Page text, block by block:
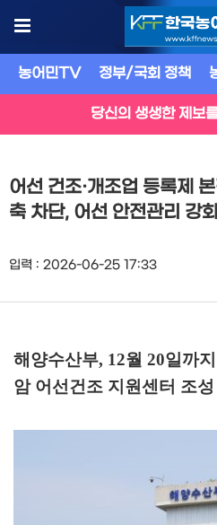
농어민TV 정부/국회 정책
당신의 생생한 제보
어선 건조·개조업 등록제
축 차단, 어선 안전관리 강
입력 : 2026-06-25 17:33
해양수산부, 12월 20일까
암 어선건조 지원센터 조성